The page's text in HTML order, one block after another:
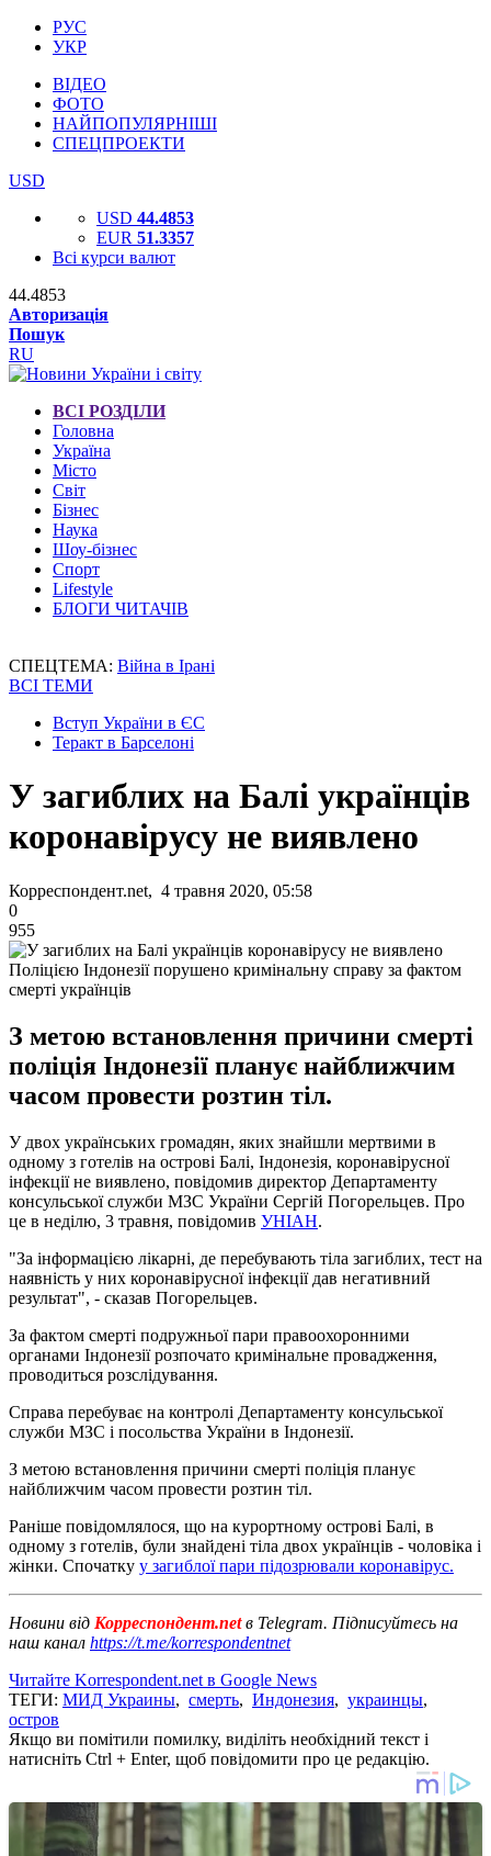
РУС
УКР
ВІДЕО
ФОТО
НАЙПОПУЛЯРНІШІ
СПЕЦПРОЕКТИ
USD
USD 44.4853
EUR 51.3357
Всі курси валют
44.4853
Авторизація
Пошук
RU
ВСІ РОЗДІЛИ
Головна
Україна
Місто
Світ
Бізнес
Наука
Шоу-бізнес
Спорт
Lifestyle
БЛОГИ ЧИТАЧІВ
СПЕЦТЕМА: Війна в Ірані
ВСІ ТЕМИ
Вступ України в ЄС
Теракт в Барселоні
У загиблих на Балі українців
коронавірусу не виявлено
Корреспондент.net, 4 травня 2020, 05:58
0
955
Поліцією Індонезії порушено кримінальну справу за фактом
смерті українців
З метою встановлення причини смерті
поліція Індонезії планує найближчим
часом провести розтин тіл.
У двох українських громадян, яких знайшли мертвими в
одному з готелів на острові Балі, Індонезія, коронавірусної
інфекції не виявлено, повідомив директор Департаменту
консульської служби МЗС України Сергій Погорельцев. Про
це в неділю, 3 травня, повідомив УНІАН.
"За інформацією лікарні, де перебувають тіла загиблих, тест на
наявність у них коронавірусної інфекції дав негативний
результат", - сказав Погорельцев.
За фактом смерті подружньої пари правоохоронними
органами Індонезії розпочато кримінальне провадження,
проводиться розслідування.
Справа перебуває на контролі Департаменту консульської
служби МЗС і посольства України в Індонезії.
З метою встановлення причини смерті поліція планує
найближчим часом провести розтин тіл.
Раніше повідомлялося, що на курортному острові Балі, в
одному з готелів, були знайдені тіла двох українців - чоловіка і
жінки. Спочатку у загиблої пари підозрювали коронавірус.
Новини від Корреспондент.netв Telegram. Підписуйтесь на
наш канал https://t.me/korrespondentnet
Читайте Korrespondent.net в Google News
ТЕГИ: МИД Украины, смерть, Индонезия, украинцы,
остров
Якщо ви помітили помилку, виділіть необхідний текст і
натисніть Ctrl + Enter, щоб повідомити про це редакцію.